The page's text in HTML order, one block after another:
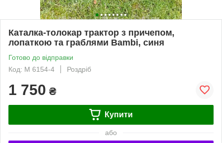
Каталка-толокар трактор з причепом,
лопаткою та граблями Bambi, синя
Готово до відправки
Код: M 6154-4
Роздріб
1 750 ₴
Купити
або